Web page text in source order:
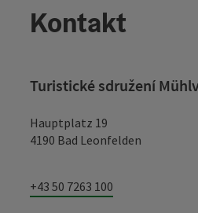
Kontakt
Turistické sdružení
Hauptplatz 19
4190 Bad Leonfelden
+43 50 7263 100